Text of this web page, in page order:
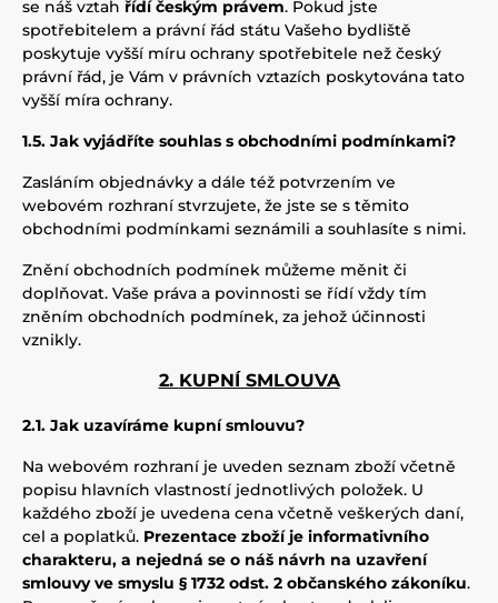
se náš vztah řídí českým právem. Pokud jste
spotřebitelem a právní řád státu Vašeho bydliště
poskytuje vyšší míru ochrany spotřebitele než český
právní řád, je Vám v právních vztazích poskytována tato
vyšší míra ochrany.
1.5. Jak vyjádříte souhlas s obchodními podmínkami?
Zasláním objednávky a dále též potvrzením ve
webovém rozhraní stvrzujete, že jste se s těmito
obchodními podmínkami seznámili a souhlasíte s nimi.
Znění obchodních podmínek můžeme měnit či
doplňovat. Vaše práva a povinnosti se řídí vždy tím
zněním obchodních podmínek, za jehož účinnosti
vznikly.
2. KUPNÍ SMLOUVA
2.1. Jak uzavíráme kupní smlouvu?
Na webovém rozhraní je uveden seznam zboží včetně
popisu hlavních vlastností jednotlivých položek. U
každého zboží je uvedena cena včetně veškerých daní,
cel a poplatků. Prezentace zboží je informativního
charakteru, a nejedná se o náš návrh na uzavření
smlouvy ve smyslu § 1732 odst. 2 občanského zákoníku.